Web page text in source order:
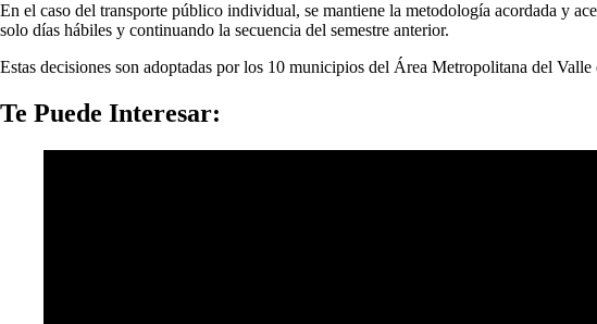
En el caso del transporte público individual, se mantiene la metodología acordada y
solo días hábiles y continuando la secuencia del semestre anterior.
Estas decisiones son adoptadas por los 10 municipios del Área Metropolitana del
Te Puede Interesar: